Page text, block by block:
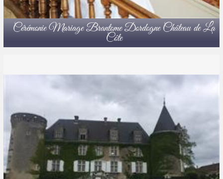
Cérémonie Mariage Brantome Dordogne Château de La
Côte